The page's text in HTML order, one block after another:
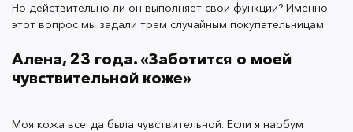
выдавила шиммер и массажными движенями
распределила по ногам. Ножки красиво заблестели,
посмотрелась в зеркало — действительно получился
эффект колготок, ноги будто загоревшие.
Но действительно ли он выполняет свои функции? Именно
этот вопрос мы задали трем случайным покупательницам.
Алена, 23 года. «Заботится о моей
чувствительной коже»
Моя кожа всегда была чувствительной. Если я наобум